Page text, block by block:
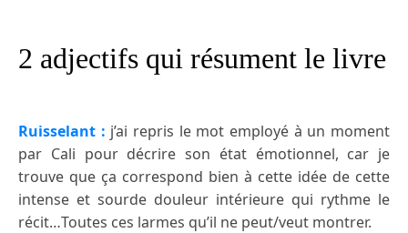
2 adjectifs qui résument le livre
Ruisselant : j’ai repris le mot employé à un moment
par Cali pour décrire son état émotionnel, car je
trouve que ça correspond bien à cette idée de cette
intense et sourde douleur intérieure qui rythme le
récit…Toutes ces larmes qu’il ne peut/veut montrer.